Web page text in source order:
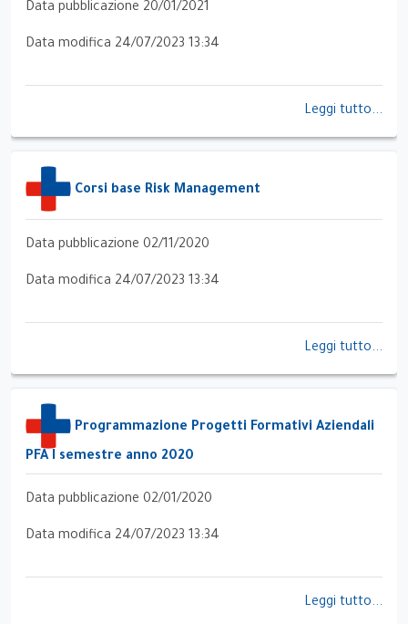
Data pubblicazione 20/01/2021
Data modifica 24/07/2023 13:34
Leggi tutto...
Corsi base Risk Management
Data pubblicazione 02/11/2020
Data modifica 24/07/2023 13:34
Leggi tutto...
Programmazione Progetti Formativi Aziendali
PFA I semestre anno 2020
Data pubblicazione 02/01/2020
Data modifica 24/07/2023 13:34
Leggi tutto...